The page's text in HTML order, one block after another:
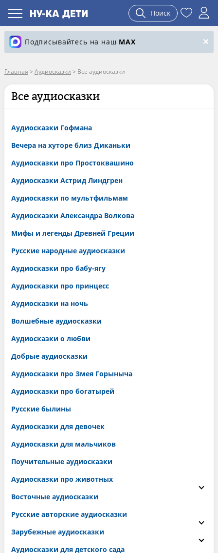
Поиск
Подписывайтесь на наш MAX
Главная > Аудиосказки > Все аудиосказки
Все аудиосказки
Аудиосказки Гофмана
Вечера на хуторе близ Диканьки
Аудиосказки про Простоквашино
Аудиосказки Астрид Линдгрен
Аудиосказки по мультфильмам
Аудиосказки Александра Волкова
Мифы и легенды Древней Греции
Русские народные аудиосказки
Аудиосказки про бабу-ягу
Аудиосказки про принцесс
Аудиосказки на ночь
Волшебные аудиосказки
Аудиосказки о любви
Добрые аудиосказки
Аудиосказки про Змея Горыныча
Аудиосказки про богатырей
Русские былины
Аудиосказки для девочек
Аудиосказки для мальчиков
Поучительные аудиосказки
Аудиосказки про животных
Восточные аудиосказки
Русские авторские аудиосказки
Зарубежные аудиосказки
Аудиосказки для детского сада